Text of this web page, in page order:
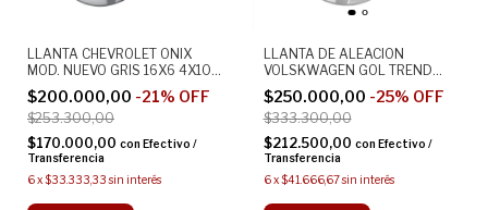
LLANTA CHEVROLET ONIX
MOD. NUEVO GRIS 16X6 4X100
ORIGINAL ALEACION
$200.000,00 -21% OFF
$253.300,00
$170.000,00 con Efectivo /
Transferencia
6x$33.333,33 sin interés
LLANTA DE ALEACION
VOLSKWAGEN GOL TREND
SAVEIRO VOYAGE 15X5 4X100
$250.000,00 -25% OFF
$333.300,00
$212.500,00 con Efectivo /
Transferencia
6 x$41.666,67sin interés